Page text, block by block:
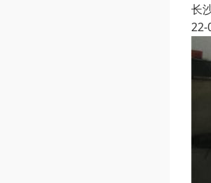
长
22-